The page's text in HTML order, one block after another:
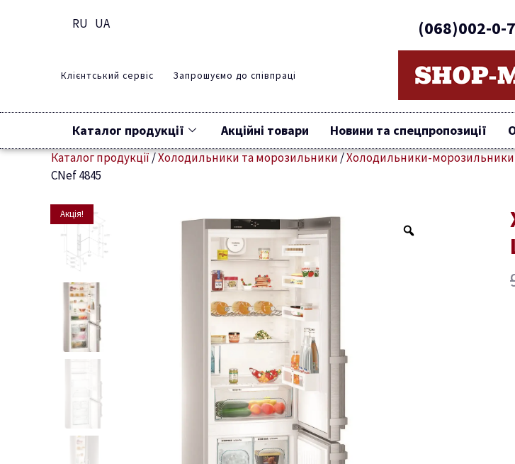
RU UA (068)002-0-
Клієнтський сервіс Запрошуємо до співпраці
Каталог продукції Акційні товари Новини та спецпропозиції
Каталог продукції/Холодильники та морозильники/Холодильники-
CNef 4845
Акція!